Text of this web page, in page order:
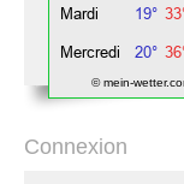
© mein-
Connexion